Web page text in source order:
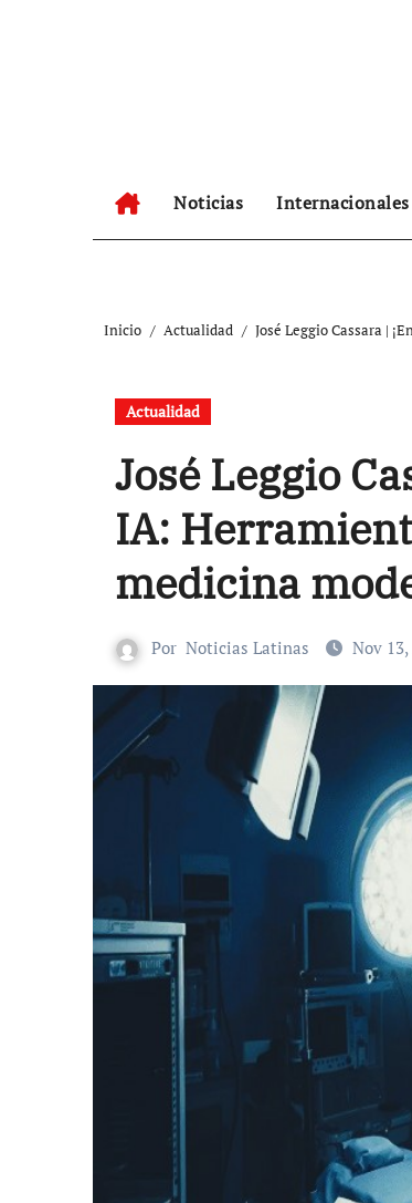
Noticias Internacionales
Inicio Actualidad José Leggio Cassara |
Actualidad
José Leggio
IA:
medicina
Por Noticias Latinas Nov 13,